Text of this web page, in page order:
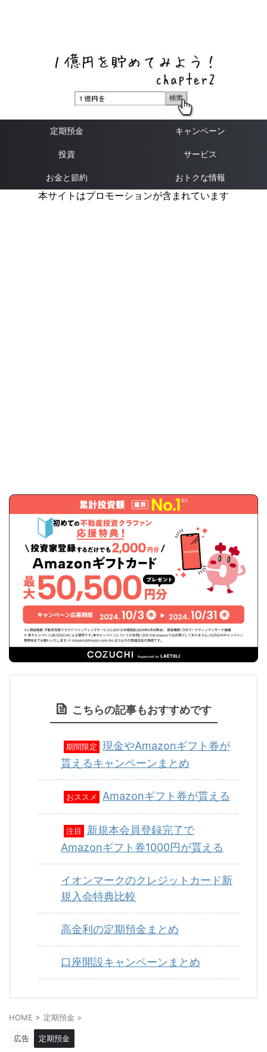
定期預金 キャンペーン
投資 サービス
お金と節約 おトクな情報
本サイトはプロモーションが含まれています
こちらの記事もおすすめです
期間限定
現金やAmazonギフト券が
貰えるキャンペーンまとめ
おススメ Amazonギフト券が貰える
注目
新規本会員登録完了で
Amazonギフト券1000円が貰える
イオンマークのクレジットカード新
規入会特典比較
高金利の定期預金まとめ
口座開設キャンペーンまとめ
HOME > 定期預金 >
広告 定期預金